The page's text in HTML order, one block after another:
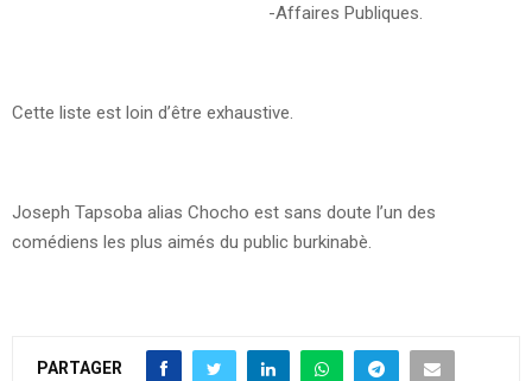
-Affaires Publiques.
Cette liste est loin d’être exhaustive.
Joseph Tapsoba alias Chocho est sans doute l’un des
comédiens les plus aimés du public burkinabè.
PARTAGER